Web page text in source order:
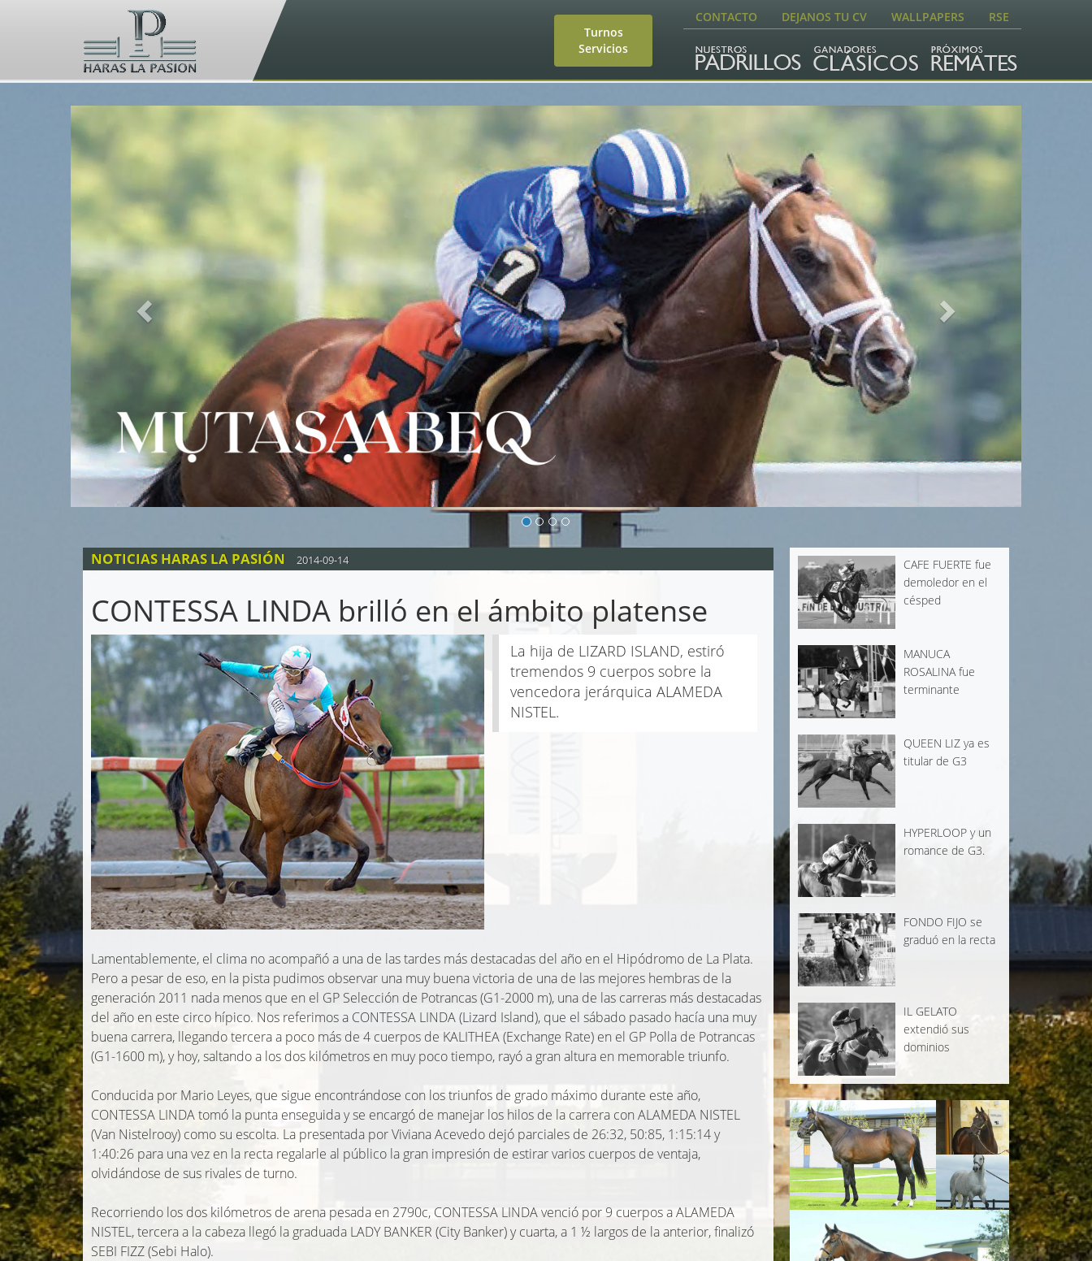
CONTACTO DEJANOS TU CV WALLPAPERS
RSE
Turnos
Servicios
Previous Next
NOTICIAS HARAS LA PASIÓN 2014-09-14
CONTESSA LINDA brilló en el ámbito platense
La hija de LIZARD ISLAND, estiró
tremendos 9 cuerpos sobre la
vencedora jerárquica ALAMEDA
NISTEL.
Lamentablemente, el clima no acompañó a una de las tardes más destacadas del año en el Hipódromo de La Plata.
Pero a pesar de eso, en la pista pudimos observar una muy buena victoria de una de las mejores hembras de la
generación 2011 nada menos que en el GP Selección de Potrancas (G1-2000 m), una de las carreras más destacadas
del año en este circo hípico. Nos referimos a CONTESSA LINDA (Lizard Island), que el sábado pasado hacía una muy
buena carrera, llegando tercera a poco más de 4 cuerpos de KALITHEA (Exchange Rate) en el GP Polla de Potrancas
(G1-1600 m), y hoy, saltando a los dos kilómetros en muy poco tiempo, rayó a gran altura en memorable triunfo.
Conducida por Mario Leyes, que sigue encontrándose con los triunfos de grado máximo durante este año,
CONTESSA LINDA tomó la punta enseguida y se encargó de manejar los hilos de la carrera con ALAMEDA NISTEL
(Van Nistelrooy) como su escolta. La presentada por Viviana Acevedo dejó parciales de 26:32, 50:85, 1:15:14 y
1:40:26 para una vez en la recta regalarle al público la gran impresión de estirar varios cuerpos de ventaja,
olvidándose de sus rivales de turno.
Recorriendo los dos kilómetros de arena pesada en 2790c, CONTESSA LINDA venció por 9 cuerpos a ALAMEDA
NISTEL, tercera a la cabeza llegó la graduada LADY BANKER (City Banker) y cuarta, a 1 ½ largos de la anterior, finalizó
SEBI FIZZ (Sebi Halo).
CAFE FUERTE fue
demoledor en el
césped
MANUCA
ROSALINA fue
terminante
QUEEN LIZ ya es
titular de G3
HYPERLOOP y un
romance de G3.
FONDO FIJO se
graduó en la recta
IL GELATO
extendió sus
dominios